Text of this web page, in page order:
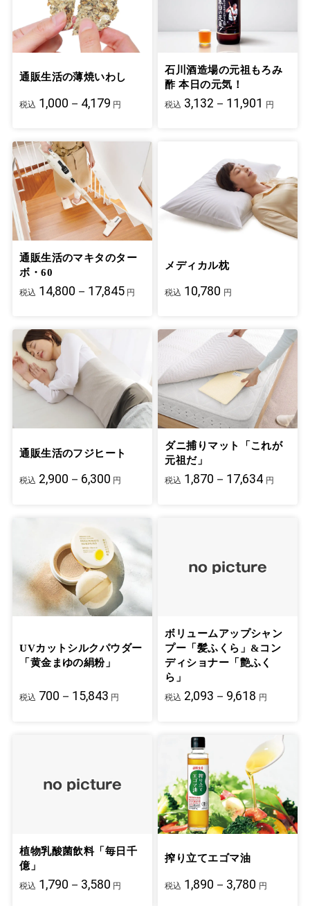
通販生活の薄焼いわし
税込 1,000－4,179 円
石川酒造場の元祖もろみ
酢 本日の元気！
税込 3,132－11,901 円
通販生活のマキタのター
ボ・60
税込 14,800－17,845 円
メディカル枕
税込 10,780 円
通販生活のフジヒート
税込 2,900－6,300 円
ダニ捕りマット「これが
元祖だ」
税込 1,870－17,634 円
UVカットシルクパウダー
「黄金まゆの絹粉」
税込 700－15,843 円
ボリュームアップシャン
プー「髪ふくら」&コン
ディショナー「艶ふく
ら」
税込 2,093－9,618 円
植物乳酸菌飲料「毎日千
億」
税込 1,790－3,580 円
搾り立てエゴマ油
税込 1,890－3,780 円